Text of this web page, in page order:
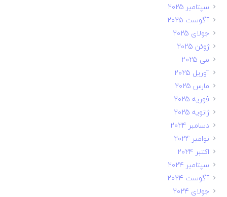
سپتامبر 2025
آگوست 2025
جولای 2025
ژوئن 2025
می 2025
آوریل 2025
مارس 2025
فوریه 2025
ژانویه 2025
دسامبر 2024
نوامبر 2024
اکتبر 2024
سپتامبر 2024
آگوست 2024
جولای 2024